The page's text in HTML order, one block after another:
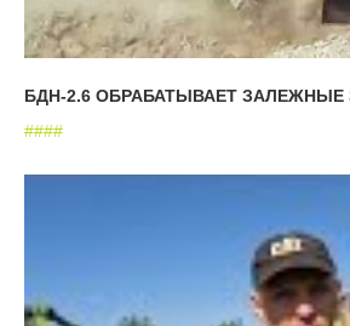
БДН-2.6 ОБРАБАТЫВАЕТ ЗАЛЕЖНЫЕ
####